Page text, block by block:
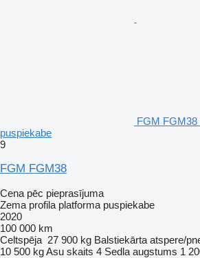
FGM FGM38
puspiekabe
9
FGM FGM38
Cena pēc pieprasījuma
Zema profila platforma puspiekabe
2020
100 000 km
Celtspēja 27 900 kg Balstiekārta atspere/
10 500 kgAsu skaits 4 Sedla augstums 1